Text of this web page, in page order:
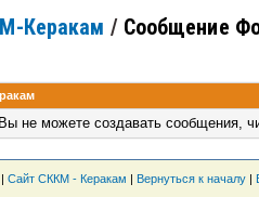
Керакам / Сообщение
не можете создавать сообщения,
Сайт СККМ - Керакам | Вернуться к началу|